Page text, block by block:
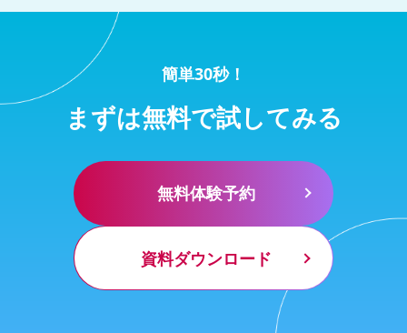
簡単30秒！
まずは無料で試してみる
無料体験予約
資料ダウンロード